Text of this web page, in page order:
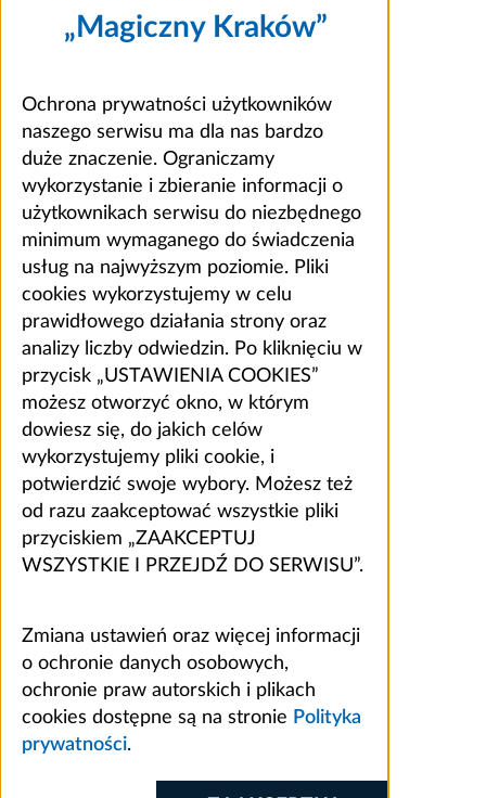
„Magiczny Kraków”
Ochrona prywatności użytkowników
naszego serwisu ma dla nas bardzo
duże znaczenie. Ograniczamy
wykorzystanie i zbieranie informacji o
użytkownikach serwisu do niezbędnego
minimum wymaganego do świadczenia
usług na najwyższym poziomie. Pliki
cookies wykorzystujemy w celu
prawidłowego działania strony oraz
analizy liczby odwiedzin. Po kliknięciu w
przycisk „USTAWIENIA COOKIES”
możesz otworzyć okno, w którym
dowiesz się, do jakich celów
wykorzystujemy pliki cookie, i
potwierdzić swoje wybory. Możesz też
od razu zaakceptować wszystkie pliki
przyciskiem „ZAAKCEPTUJ
WSZYSTKIE I PRZEJDŹ DO SERWISU”.
Zmiana ustawień oraz więcej informacji
o ochronie danych osobowych,
ochronie praw autorskich i plikach
cookies dostępne są na stronie Polityka
prywatności.